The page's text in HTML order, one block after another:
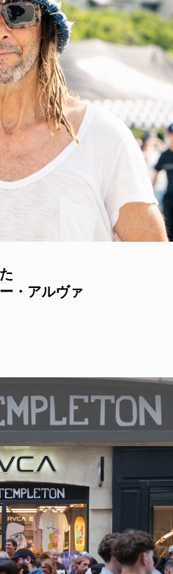
・アルヴァ